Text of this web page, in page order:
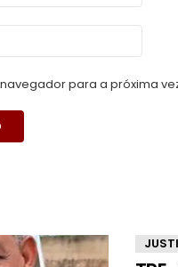
para a próxima